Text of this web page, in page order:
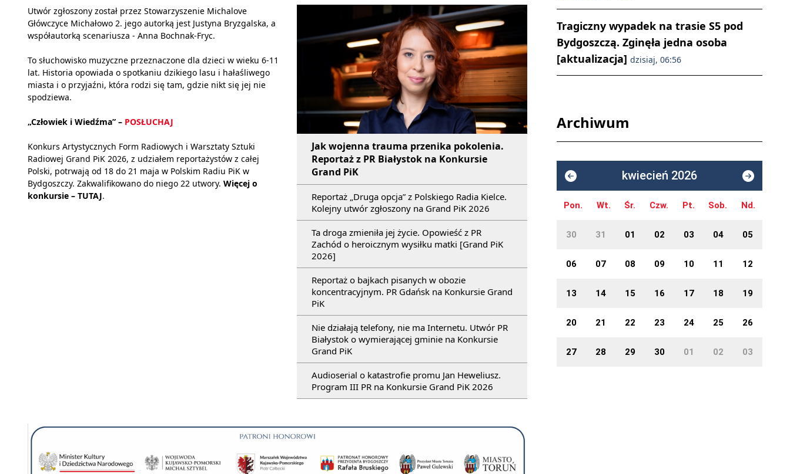
Jak wojenna trauma przenika pokolenia.
Reportaż z PR Białystok na Konkursie
Grand PiK
Reportaż „Druga opcja” z Polskiego Radia Kielce.
Kolejny utwór zgłoszony na Grand PiK 2026
Ta droga zmieniła jej życie. Opowieść z PR
Zachód o heroicznym wysiłku matki [Grand PiK
2026]
Reportaż o bajkach pisanych w obozie
koncentracyjnym. PR Gdańsk na Konkursie Grand
PiK
Nie działają telefony, nie ma Internetu. Utwór PR
Białystok o wymierającej gminie na Konkursie
Grand PiK
Audioserial o katastrofie promu Jan Heweliusz.
Program III PR na Konkursie Grand PiK 2026
Utwór zgłoszony został przez Stowarzyszenie Michalove
Główczyce Michałowo 2. jego autorką jest Justyna Bryzgalska, a
współautorką scenariusza - Anna Bochnak-Fryc.
To słuchowisko muzyczne przeznaczone dla dzieci w wieku 6-11
lat. Historia opowiada o spotkaniu dzikiego lasu i hałaśliwego
miasta i o przyjaźni, która rodzi się tam, gdzie nikt się jej nie
spodziewa.
„Człowiek i Wiedźma” – POSŁUCHAJ
Konkurs Artystycznych Form Radiowych i Warsztaty Sztuki
Radiowej Grand PiK 2026, z udziałem reportażystów z całej
Polski, potrwają od 18 do 21 maja w Polskim Radiu PiK w
Bydgoszczy. Zakwalifikowano do niego 22 utwory. Więcej o
konkursie – TUTAJ.
Tragiczny wypadek na trasie S5 pod
Bydgoszczą. Zginęła jedna osoba
[aktualizacja] dzisiaj, 06:56
Archiwum
kwiecień 2026
Pon. Wt. Śr. Czw. Pt. Sob. Nd.
30 31 01 02 03 04 05
06 07 08 09 10 11 12
13 14 15 16 17 18 19
20 21 22 23 24 25 26
27 28 29 30 01 02 03